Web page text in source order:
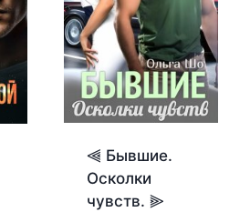
⫷ Бывшие.
Осколки
чувств. ⫸